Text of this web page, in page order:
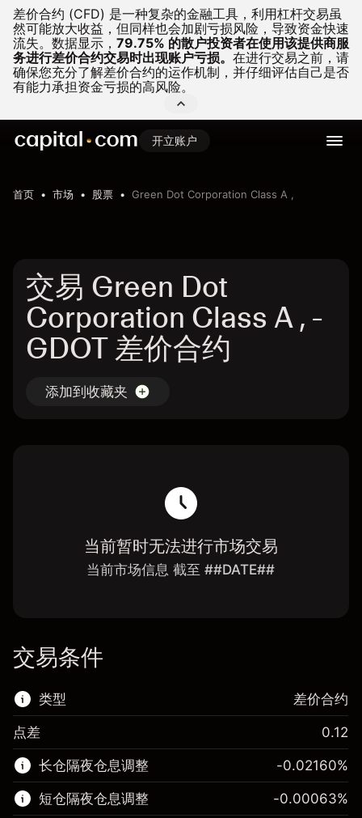
差价合约 (CFD) 是一种复杂的金融工具，利用杠杆交易虽
然可能放大收益，但同样也会加剧亏损风险，导致资金快速
流失。 数据显示， 79.75% 的散户投资者在使用该提供商服
务进行差价合约交易时出现账户亏损。 在进行交易之前，请
确保您充分了解差价合约的运作机制，并仔细评估自己是否
有能力承担资金亏损的高风险。
开立账户
首页 市场 股票 Green Dot Corporation Class A ,
交易 Green Dot
Corporation Class A , -
GDOT 差价合约
添加到收藏夹
当前暂时无法进行市场交易
当前市场信息 截至 ##DATE##
交易条件
类型
该金融市场可进行差价合约交易。
了解更多:
差价合约
差价合约
点差 0.12
长仓隔夜仓息调整 -0.02160%
短仓隔夜仓息调整 -0.00063%